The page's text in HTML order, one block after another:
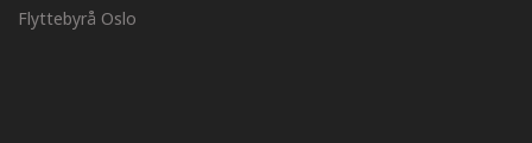
Flyttebyrå Oslo